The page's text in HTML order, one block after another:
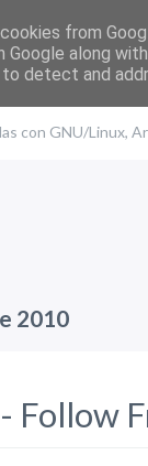
con GNU/Linux,
2010
Follow
from
Google along
detect and